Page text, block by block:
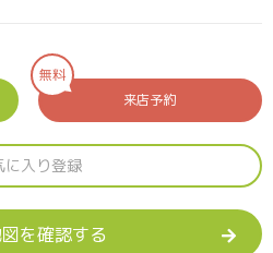
無料
来店予約
に入り登録
を確認する